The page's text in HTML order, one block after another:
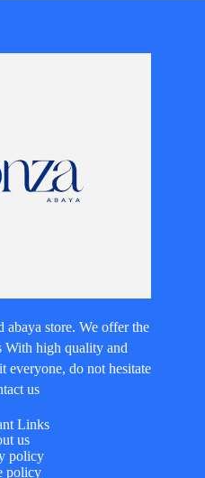
store. We offer the
With high quality and
everyone, do not hesitate
us
Links
us
policy
policy